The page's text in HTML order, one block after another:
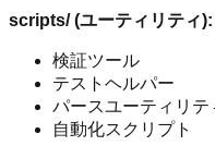
scripts/ (ユーティリティ):
検証ツール
テストヘルパー
パースユーティリテ
自動化スクリプト